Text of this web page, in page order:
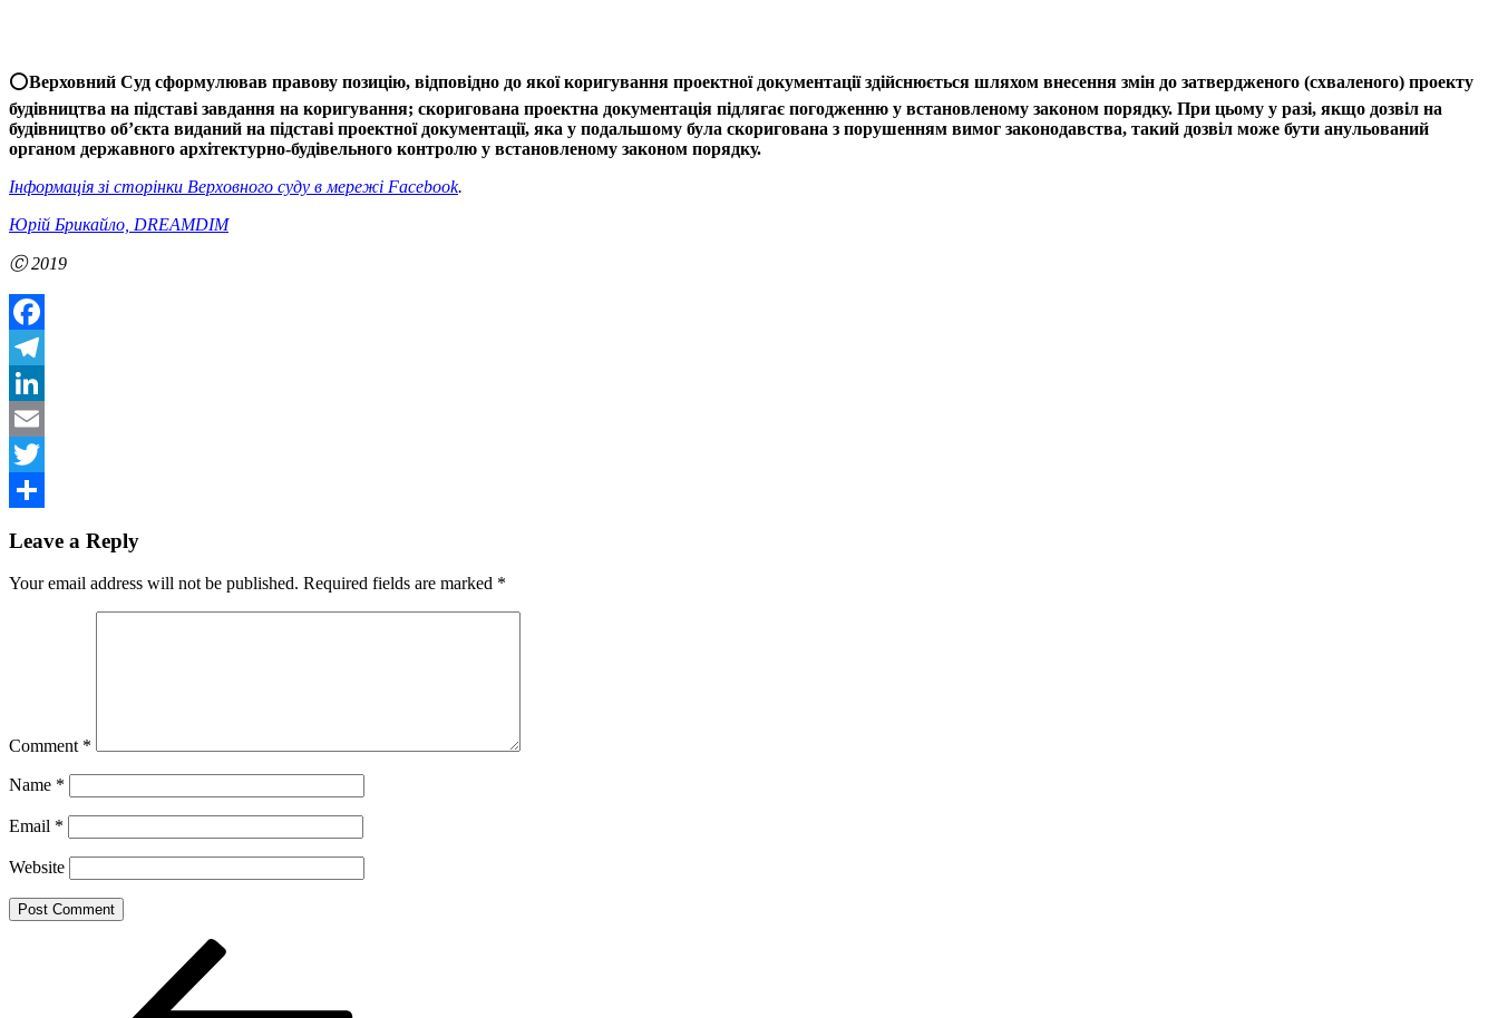
⭕️Верховний Суд сформулював правову позицію, відповідно до якої коригування проектної документації здійснюється шляхом внесення змін до затвердженого (схваленого) проекту
будівництва на підставі завдання на коригування; скоригована проектна документація підлягає погодженню у встановленому законом порядку. При цьому у разі, якщо дозвіл на
будівництво об’єкта виданий на підставі проектної документації, яка у подальшому була скоригована з порушенням вимог законодавства, такий дозвіл може бути анульований
органом державного архітектурно-будівельного контролю у встановленому законом порядку.
Інформація зі сторінки Верховного суду в мережі Facebook.
Юрій Брикайло, DREAMDIM
Ⓒ 2019
Facebook
Telegram
LinkedIn
Email
Twitter
Leave a Reply
Your email address will not be published. Required fields are marked *
Comment *
Name *
Email *
Website